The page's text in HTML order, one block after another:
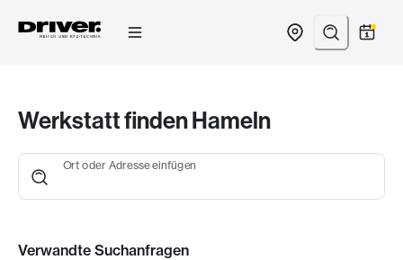
springen
Werkstatt finden Hameln
Ort oder Adresse einfügen
Verwandte Suchanfragen